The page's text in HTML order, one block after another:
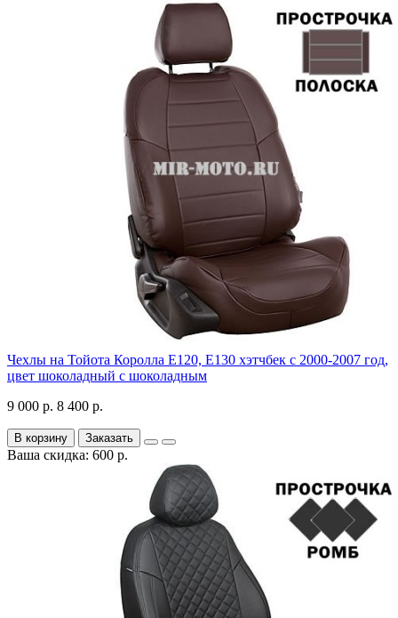
Чехлы на Тойота Королла Е120, Е130 хэтчбек с 2000-2007 год,
цвет шоколадный с шоколадным
9 000 р. 8 400 р.
В корзину Заказать
Ваша скидка: 600 р.